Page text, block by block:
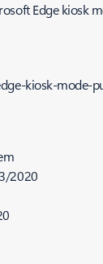
Edge kiosk
kiosk-mode-
2020